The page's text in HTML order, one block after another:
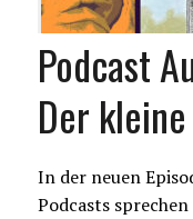
Podcast
Der
In der neuen
Podcasts